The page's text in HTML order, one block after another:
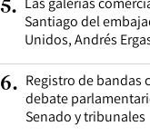
5.
Santiago del
Unidos, Andrés
6. Registro de bandas
debate
Senado y tribunales